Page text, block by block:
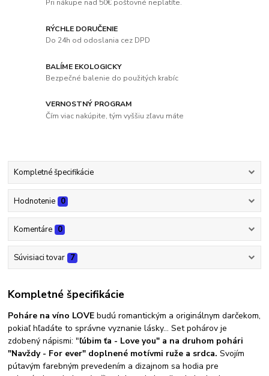
Pri nákupe nad 50€ poštovné neplatíte.
RÝCHLE DORUČENIE
Do 24h od odoslania cez DPD
BALÍME EKOLOGICKY
Bezpečné balenie do použitých krabíc
VERNOSTNÝ PROGRAM
Čím viac nakúpite, tým vyššiu zľavu máte
Kompletné špecifikácie
Hodnotenie 0
Komentáre 0
Súvisiaci tovar 7
Kompletné špecifikácie
Poháre na víno LOVE budú romantickým a originálnym darčekom,
pokiaľ hľadáte to správne vyznanie lásky... Set pohárov je
zdobený nápismi: "ľúbim ťa - Love you" a na druhom pohári
"Navždy - For ever" doplnené motívmi ruže a srdca.Svojím
pútavým farebným prevedením a dizajnom sa hodia pre